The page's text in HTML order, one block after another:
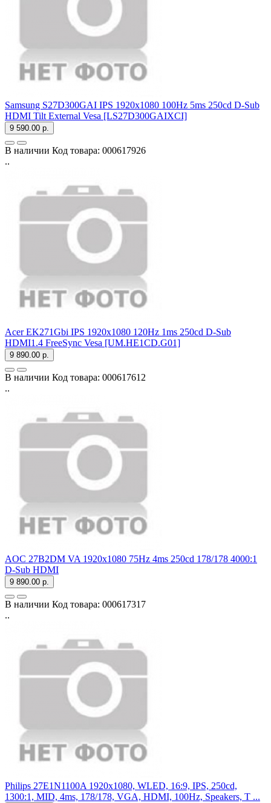
Samsung S27D300GAI IPS 1920x1080 100Hz 5ms 250cd D-Sub
HDMI Tilt External Vesa [LS27D300GAIXCI]
9 590.00 р.
В наличии Код товара: 000617926
..
Acer EK271Gbi IPS 1920x1080 120Hz 1ms 250cd D-Sub
HDMI1.4 FreeSync Vesa [UM.HE1CD.G01]
9 890.00 р.
В наличии Код товара: 000617612
..
AOC 27B2DM VA 1920x1080 75Hz 4ms 250cd 178/178 4000:1
D-Sub HDMI
9 890.00 р.
В наличии Код товара: 000617317
..
Philips 27E1N1100A 1920x1080, WLED, 16:9, IPS, 250cd,
1300:1, MID, 4ms, 178/178, VGA, HDMI, 100Hz, Speakers, T ...